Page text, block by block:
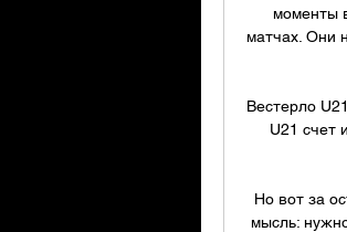
моменты
матчах. Они
Вестерло
U21 счет
Но вот за
мысль: